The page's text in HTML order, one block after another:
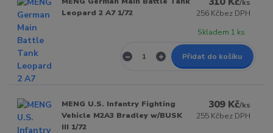
Leopard 2 A7 1/72
/ks
256 Kčbez DPH
Skladem 1 ks
Přidat do košíku
MENG U.S. Infantry Fighting
Vehicle M2A3 Bradley w/BUSK
III 1/72
309 Kč/ks
255 Kčbez DPH